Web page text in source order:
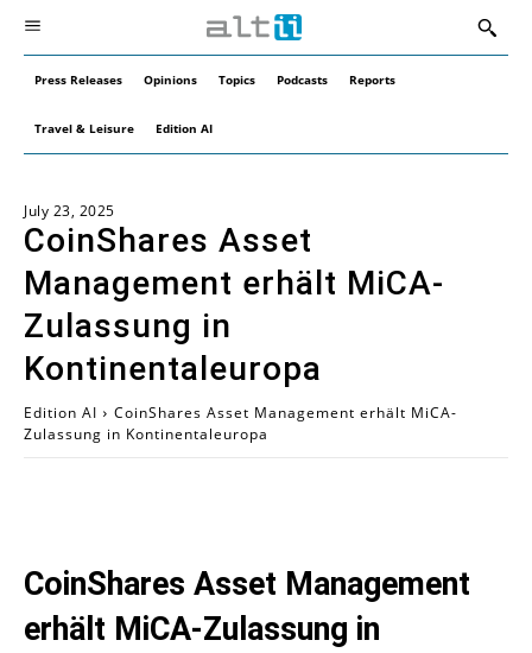
Press Releases Opinions Topics Podcasts Reports
Travel & Leisure Edition AI
July 23, 2025
CoinShares Asset
Management erhält MiCA-
Zulassung in
Kontinentaleuropa
Edition AI
CoinShares Asset Management erhält MiCA-
Zulassung in Kontinentaleuropa
CoinShares Asset Management
erhält MiCA-Zulassung in